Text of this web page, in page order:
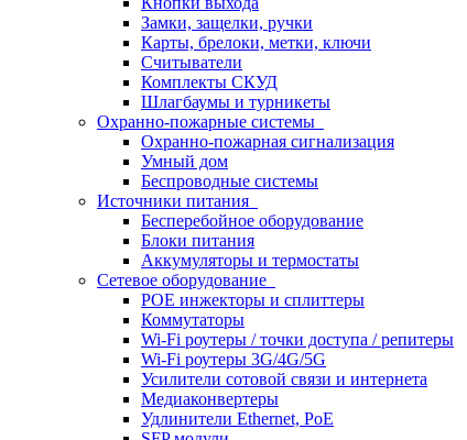
Замки, защелки, ручки
Карты, брелоки, метки, ключи
Считыватели
Комплекты СКУД
Шлагбаумы и турникеты
Охранно-пожарные системы
Охранно-пожарная сигнализация
Умный дом
Беспроводные системы
Источники питания
Бесперебойное оборудование
Блоки питания
Аккумуляторы и термостаты
Сетевое оборудование
POE инжекторы и сплиттеры
Коммутаторы
Wi-Fi роутеры / точки доступа / репитеры
Wi-Fi роутеры 3G/4G/5G
Усилители сотовой связи и интернета
Медиаконвертеры
Удлинители Ethernet, PoE